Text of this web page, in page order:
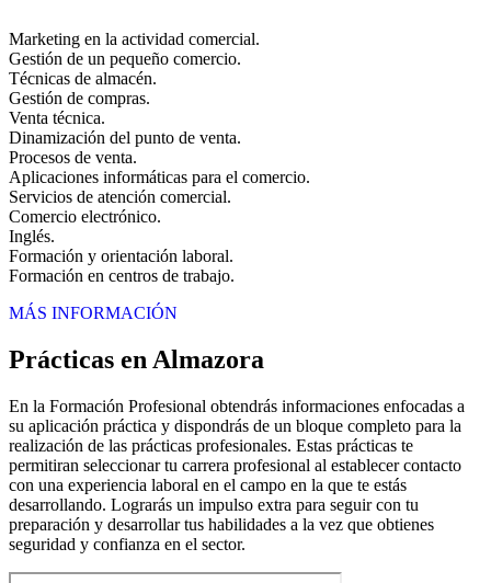
Marketing en la actividad comercial.
Gestión de un pequeño comercio.
Técnicas de almacén.
Gestión de compras.
Venta técnica.
Dinamización del punto de venta.
Procesos de venta.
Aplicaciones informáticas para el comercio.
Servicios de atención comercial.
Comercio electrónico.
Inglés.
Formación y orientación laboral.
Formación en centros de trabajo.
MÁS INFORMACIÓN
Prácticas en Almazora
En la Formación Profesional obtendrás informaciones enfocadas a
su aplicación práctica y dispondrás de un bloque completo para la
realización de las prácticas profesionales. Estas prácticas te
permitiran seleccionar tu carrera profesional al establecer contacto
con una experiencia laboral en el campo en la que te estás
desarrollando. Lograrás un impulso extra para seguir con tu
preparación y desarrollar tus habilidades a la vez que obtienes
seguridad y confianza en el sector.